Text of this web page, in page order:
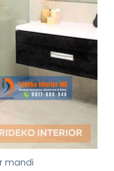
mandi